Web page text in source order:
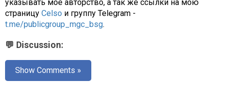
указывать моё авторство, а так же ссылки на мою
страницу Celso и группу Telegram -
t.me/publicgroup_mgc_bsg.
💬 Discussion:
Show Comments »